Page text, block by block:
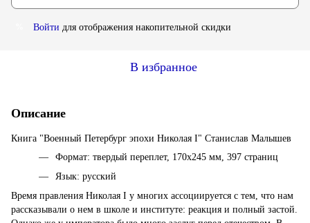
Войти для отображения накопительной скидки
В избранное
Описание
Книга "Военный Петербург эпохи Николая I" Станислав Малышев
Формат: твердый переплет, 170х245 мм, 397 страниц
Язык: русский
Время правления Николая I у многих ассоциируется с тем, что нам
рассказывали о нем в школе и институте: реакция и полный застой.